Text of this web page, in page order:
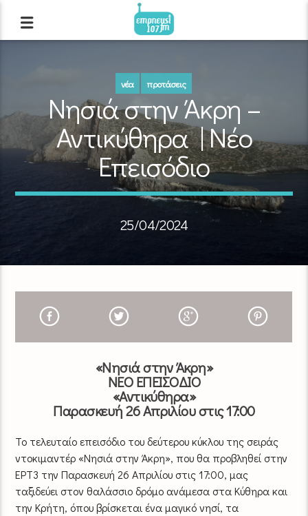
νέα προτάσεις
Νησιά στην Άκρη –
Αντικύθηρα | Νέo
Επεισόδιο
25/04/2024
«Νησιά στην Άκρη»
ΝΕΟ ΕΠΕΙΣΟΔΙΟ
«Αντικύθηρα»
Παρασκευή 26 Απριλίου στις 17:00
Το τελευταίο επεισόδιο του δεύτερου κύκλου της σειράς
ντοκιμαντέρ «Νησιά στην Άκρη», που θα προβληθεί στην
ΕΡΤ3 την Παρασκευή 26 Απριλίου στις 17:00, μας
ταξιδεύει στον θαλάσσιο δρόμο ανάμεσα στα Κύθηρα και
την Κρήτη, όπου βρίσκεται ένα μαγικό νησί, τα